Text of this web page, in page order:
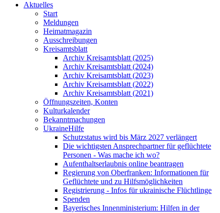
Aktuelles
Start
Meldungen
Heimatmagazin
Ausschreibungen
Kreisamtsblatt
Archiv Kreisamtsblatt (2025)
Archiv Kreisamtsblatt (2024)
Archiv Kreisamtsblatt (2023)
Archiv Kreisamtsblatt (2022)
Archiv Kreisamtsblatt (2021)
Öffnungszeiten, Konten
Kulturkalender
Bekanntmachungen
UkraineHilfe
Schutzstatus wird bis März 2027 verlängert
Die wichtigsten Ansprechpartner für geflüchtete
Personen - Was mache ich wo?
Aufenthaltserlaubnis online beantragen
Regierung von Oberfranken: Informationen für
Geflüchtete und zu Hilfsmöglichkeiten
Registrierung - Infos für ukrainische Flüchtlinge
Spenden
Bayerisches Innenministerium: Hilfen in der